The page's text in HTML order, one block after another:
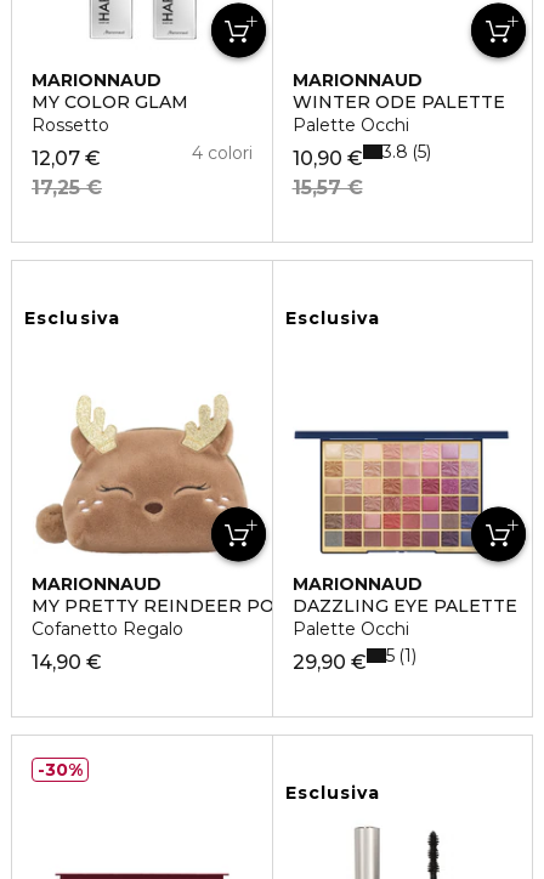
MARIONNAUD
MY COLOR GLAM
Rossetto
12,07 €
17,25 €
4 colori
MARIONNAUD
WINTER ODE PALETTE
Palette Occhi
10,90 €
15,57 €
3.8 5
Esclusiva
MARIONNAUD
MY PRETTY REINDEER POUCH
Cofanetto Regalo
14,90 €
Esclusiva
MARIONNAUD
DAZZLING EYE PALETTE
Palette Occhi
29,90 € 5 1
30%
Esclusiva